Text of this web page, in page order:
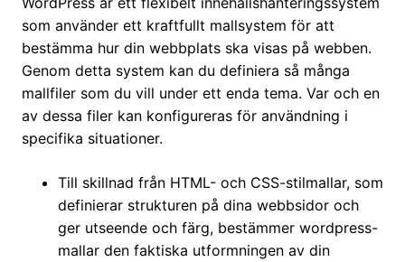
som använder ett kraftfullt mallsystem för att
bestämma hur din webbplats ska visas på webben.
Genom detta system kan du definiera så många
mallfiler som du vill under ett enda tema. Var och en
av dessa filer kan konfigureras för användning i
specifika situationer.
Till skillnad från HTML- och CSS-stilmallar, som
definierar strukturen på dina webbsidor och
ger utseende och färg, bestämmer wordpress-
mallar den faktiska utformningen av din